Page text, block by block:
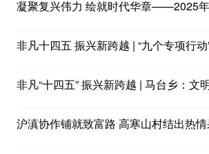
凝聚复兴伟力 绘就时代华章——2025
非凡十四五 振兴新跨越 | “九个专项行
非凡“十四五” 振兴新跨越 | 马台乡：文
沪滇协作铺就致富路 高寒山村结出热